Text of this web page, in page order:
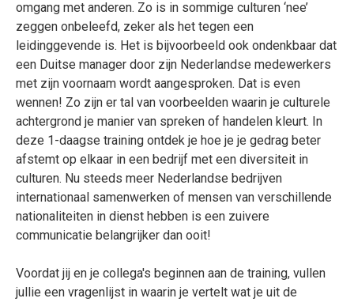
omgang met anderen. Zo is in sommige culturen ‘nee’
zeggen onbeleefd, zeker als het tegen een
leidinggevende is. Het is bijvoorbeeld ook ondenkbaar dat
een Duitse manager door zijn Nederlandse medewerkers
met zijn voornaam wordt aangesproken. Dat is even
wennen! Zo zijn er tal van voorbeelden waarin je culturele
achtergrond je manier van spreken of handelen kleurt. In
deze 1-daagse training ontdek je hoe je je gedrag beter
afstemt op elkaar in een bedrijf met een diversiteit in
culturen. Nu steeds meer Nederlandse bedrijven
internationaal samenwerken of mensen van verschillende
nationaliteiten in dienst hebben is een zuivere
communicatie belangrijker dan ooit!
Voordat jij en je collega's beginnen aan de training, vullen
jullie een vragenlijst in waarin je vertelt wat je uit de